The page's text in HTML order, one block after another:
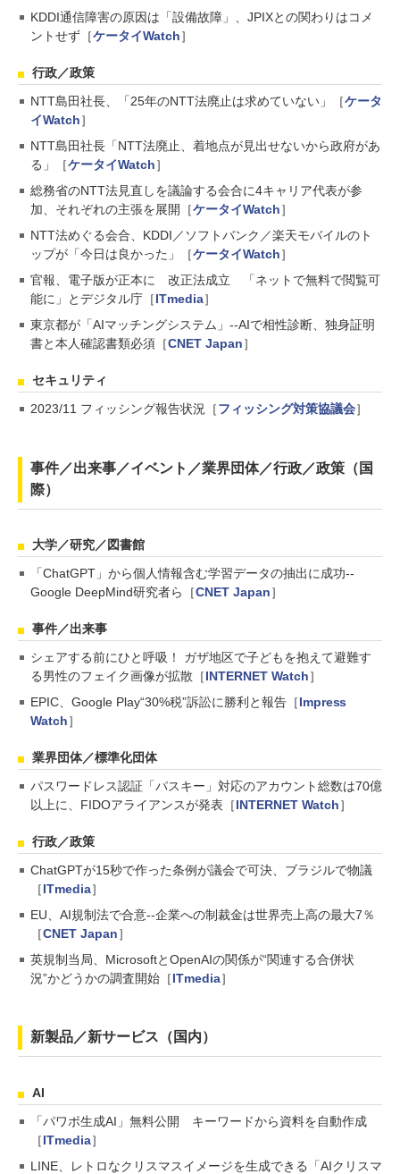
KDDI通信障害の原因は「設備故障」、JPIXとの関わりはコメ
ントせず［ケータイWatch］
行政／政策
NTT島田社長、「25年のNTT法廃止は求めていない」［ケータ
イWatch］
NTT島田社長「NTT法廃止、着地点が見出せないから政府があ
る」［ケータイWatch］
総務省のNTT法見直しを議論する会合に4キャリア代表が参
加、それぞれの主張を展開［ケータイWatch］
NTT法めぐる会合、KDDI／ソフトバンク／楽天モバイルのト
ップが「今日は良かった」［ケータイWatch］
官報、電子版が正本に 改正法成立 「ネットで無料で閲覧可
能に」とデジタル庁［ITmedia］
東京都が「AIマッチングシステム」--AIで相性診断、独身証明
書と本人確認書類必須［CNET Japan］
セキュリティ
2023/11 フィッシング報告状況［フィッシング対策協議会］
事件／出来事／イベント／業界団体／行政／政策（国
際）
大学／研究／図書館
「ChatGPT」から個人情報含む学習データの抽出に成功--
Google DeepMind研究者ら［CNET Japan］
事件／出来事
シェアする前にひと呼吸！ ガザ地区で子どもを抱えて避難す
る男性のフェイク画像が拡散［INTERNET Watch］
EPIC、Google Play“30%税”訴訟に勝利と報告［Impress
Watch］
業界団体／標準化団体
パスワードレス認証「パスキー」対応のアカウント総数は70億
以上に、FIDOアライアンスが発表［INTERNET Watch］
行政／政策
ChatGPTが15秒で作った条例が議会で可決、ブラジルで物議
［ITmedia］
EU、AI規制法で合意--企業への制裁金は世界売上高の最大7％
［CNET Japan］
英規制当局、MicrosoftとOpenAIの関係が“関連する合併状
況”かどうかの調査開始［ITmedia］
新製品／新サービス（国内）
AI
「パワポ生成AI」無料公開 キーワードから資料を自動作成
［ITmedia］
LINE、レトロなクリスマスイメージを生成できる「AIクリスマ